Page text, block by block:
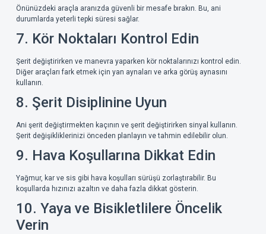
Önünüzdeki araçla aranızda güvenli bir mesafe bırakın. Bu, ani
durumlarda yeterli tepki süresi sağlar.
7. Kör Noktaları Kontrol Edin
Şerit değiştirirken ve manevra yaparken kör noktalarınızı kontrol edin.
Diğer araçları fark etmek için yan aynaları ve arka görüş aynasını
kullanın.
8. Şerit Disiplinine Uyun
Ani şerit değiştirmekten kaçının ve şerit değiştirirken sinyal kullanın.
Şerit değişikliklerinizi önceden planlayın ve tahmin edilebilir olun.
9. Hava Koşullarına Dikkat Edin
Yağmur, kar ve sis gibi hava koşulları sürüşü zorlaştırabilir. Bu
koşullarda hızınızı azaltın ve daha fazla dikkat gösterin.
10. Yaya ve Bisikletlilere Öncelik
Verin